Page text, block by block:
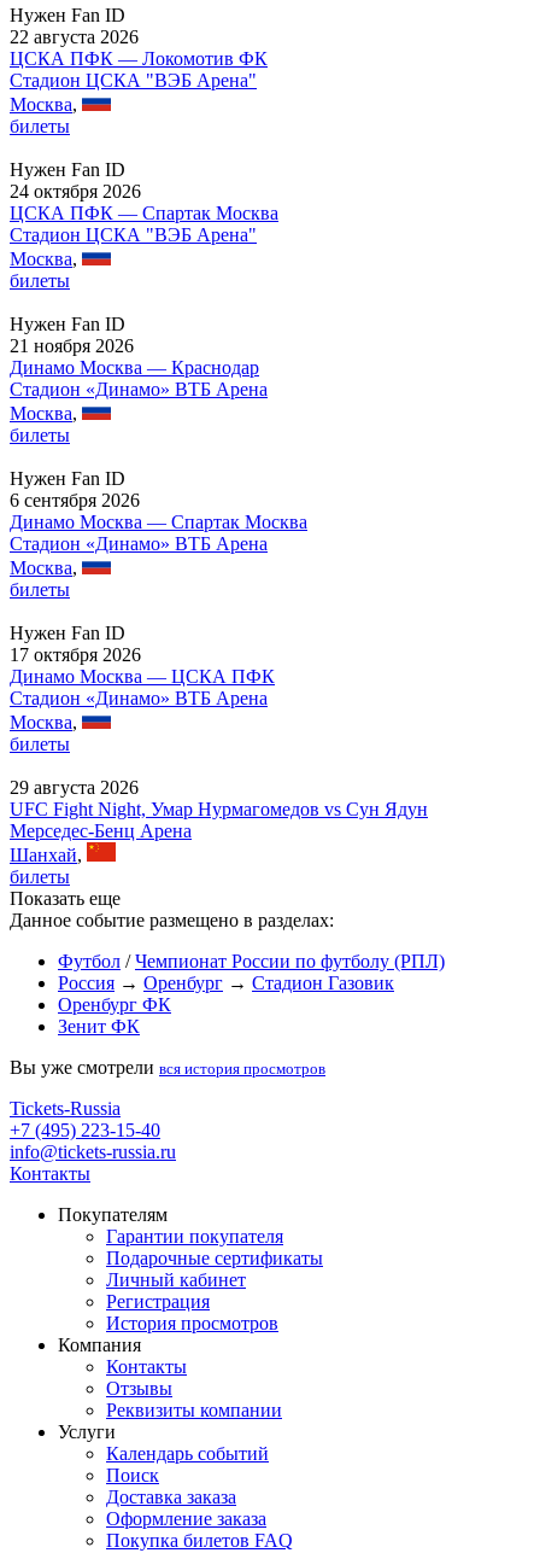
Нужен Fan ID
22 августа 2026
ЦСКА ПФК — Локомотив ФК
Стадион ЦСКА "ВЭБ Арена"
Москва,
билеты
Нужен Fan ID
24 октября 2026
ЦСКА ПФК — Спартак Москва
Стадион ЦСКА "ВЭБ Арена"
Москва,
билеты
Нужен Fan ID
21 ноября 2026
Динамо Москва — Краснодар
Стадион «Динамо» ВТБ Арена
Москва,
билеты
Нужен Fan ID
6 сентября 2026
Динамо Москва — Спартак Москва
Стадион «Динамо» ВТБ Арена
Москва,
билеты
Нужен Fan ID
17 октября 2026
Динамо Москва — ЦСКА ПФК
Стадион «Динамо» ВТБ Арена
Москва,
билеты
29 августа 2026
UFC Fight Night, Умар Нурмагомедов vs Сун Ядун
Мерседес-Бенц Арена
Шанхай,
билеты
Показать еще
Данное событие размещено в разделах:
Футбол /Чемпионат России по футболу (РПЛ)
Россия → Оренбург → Стадион Газовик
Оренбург ФК
Зенит ФК
Вы уже смотрели вся история просмотров
Tickets-Russia
+7 (495) 223-15-40
info@tickets-russia.ru
Контакты
Покупателям
Гарантии покупателя
Подарочные сертификаты
Личный кабинет
Регистрация
История просмотров
Компания
Контакты
Отзывы
Реквизиты компании
Услуги
Календарь событий
Поиск
Доставка заказа
Оформление заказа
Покупка билетов FAQ